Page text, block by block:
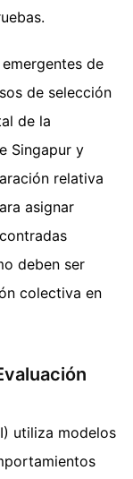
de
de selección
de la
Singapur y
relativa
asignar
deben ser
colectiva en
utiliza modelos